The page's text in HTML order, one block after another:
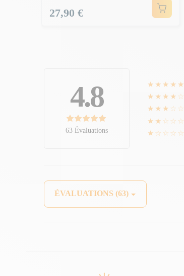
Prix
27,90 €
4.8
63 Évaluations
★★★★★
★★★★☆
★★★☆☆
★★☆☆☆
★☆☆☆☆
ÉVALUATIONS (63)